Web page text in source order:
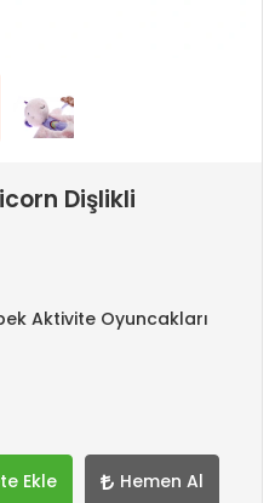
Dişlikli
Aktivite Oyuncakları
Ekle Hemen Al